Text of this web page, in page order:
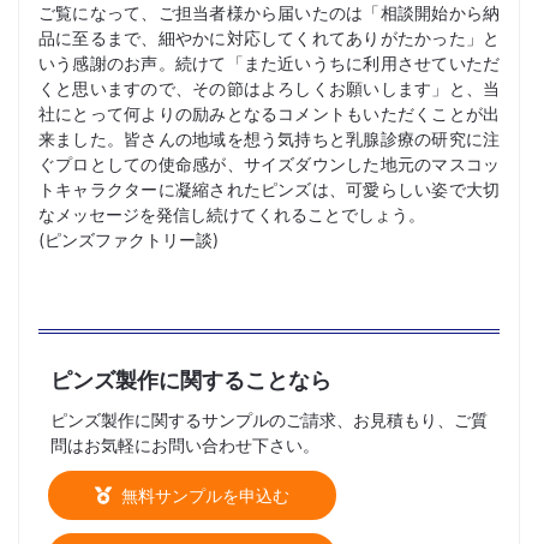
ご覧になって、ご担当者様から届いたのは「相談開始から納
品に至るまで、細やかに対応してくれてありがたかった」と
いう感謝のお声。続けて「また近いうちに利用させていただ
くと思いますので、その節はよろしくお願いします」と、当
社にとって何よりの励みとなるコメントもいただくことが出
来ました。皆さんの地域を想う気持ちと乳腺診療の研究に注
ぐプロとしての使命感が、サイズダウンした地元のマスコッ
トキャラクターに凝縮されたピンズは、可愛らしい姿で大切
なメッセージを発信し続けてくれることでしょう。
(ピンズファクトリー談)
ピンズ製作に関することなら
ピンズ製作に関するサンプルのご請求、お見積もり、ご質
問はお気軽にお問い合わせ下さい。
無料サンプルを申込む